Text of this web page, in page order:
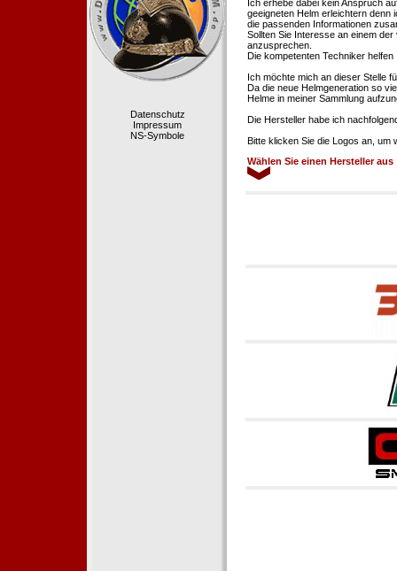
Datenschutz
Impressum
NS-Symbole
Ich erhebe dabei kein Anspruch
geeigneten Helm erleichtern
die passenden Informationen
Sollten Sie Interesse an einem
anzusprechen.
Die kompetenten Techniker
Ich möchte mich an dieser Stelle
Da die neue Helmgeneration so
Helme in meiner Sammlung
Die Hersteller habe ich
Bitte klicken Sie die Logos an, um
Wählen Sie einen Hersteller aus